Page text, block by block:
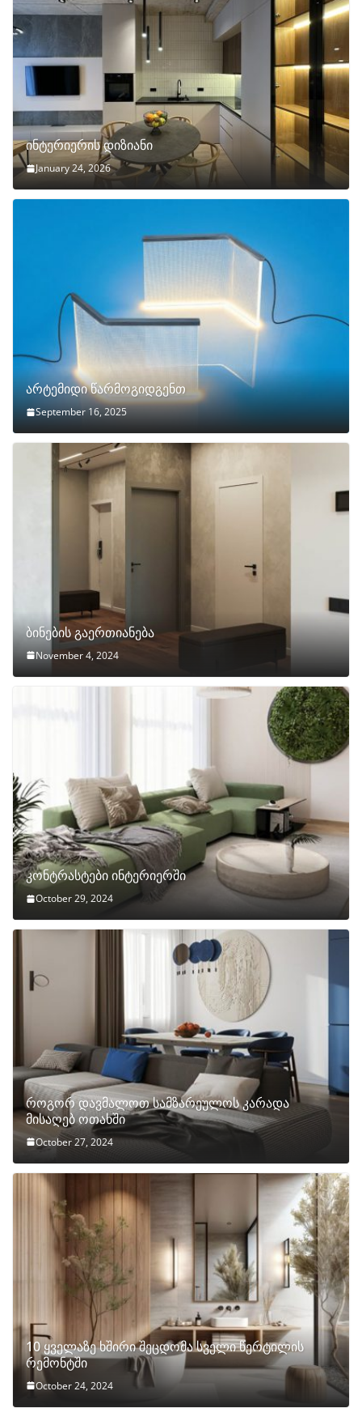
ინტერიერის დიზიანი
January 24, 2026
არტემიდი წარმოგიდგენთ
September 16, 2025
ბინების გაერთიანება
November 4, 2024
კონტრასტები ინტერიერში
October 29, 2024
როგორ დავმალოთ სამზარეულოს კარადა
მისაღებ ოთახში
October 27, 2024
10 ყველაზე ხშირი შეცდომა სველი წერტილის
რემონტში
October 24, 2024